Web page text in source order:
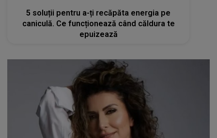
5 soluții pentru a-ți recăpăta energia pe
caniculă. Ce funcționează când căldura te
epuizează